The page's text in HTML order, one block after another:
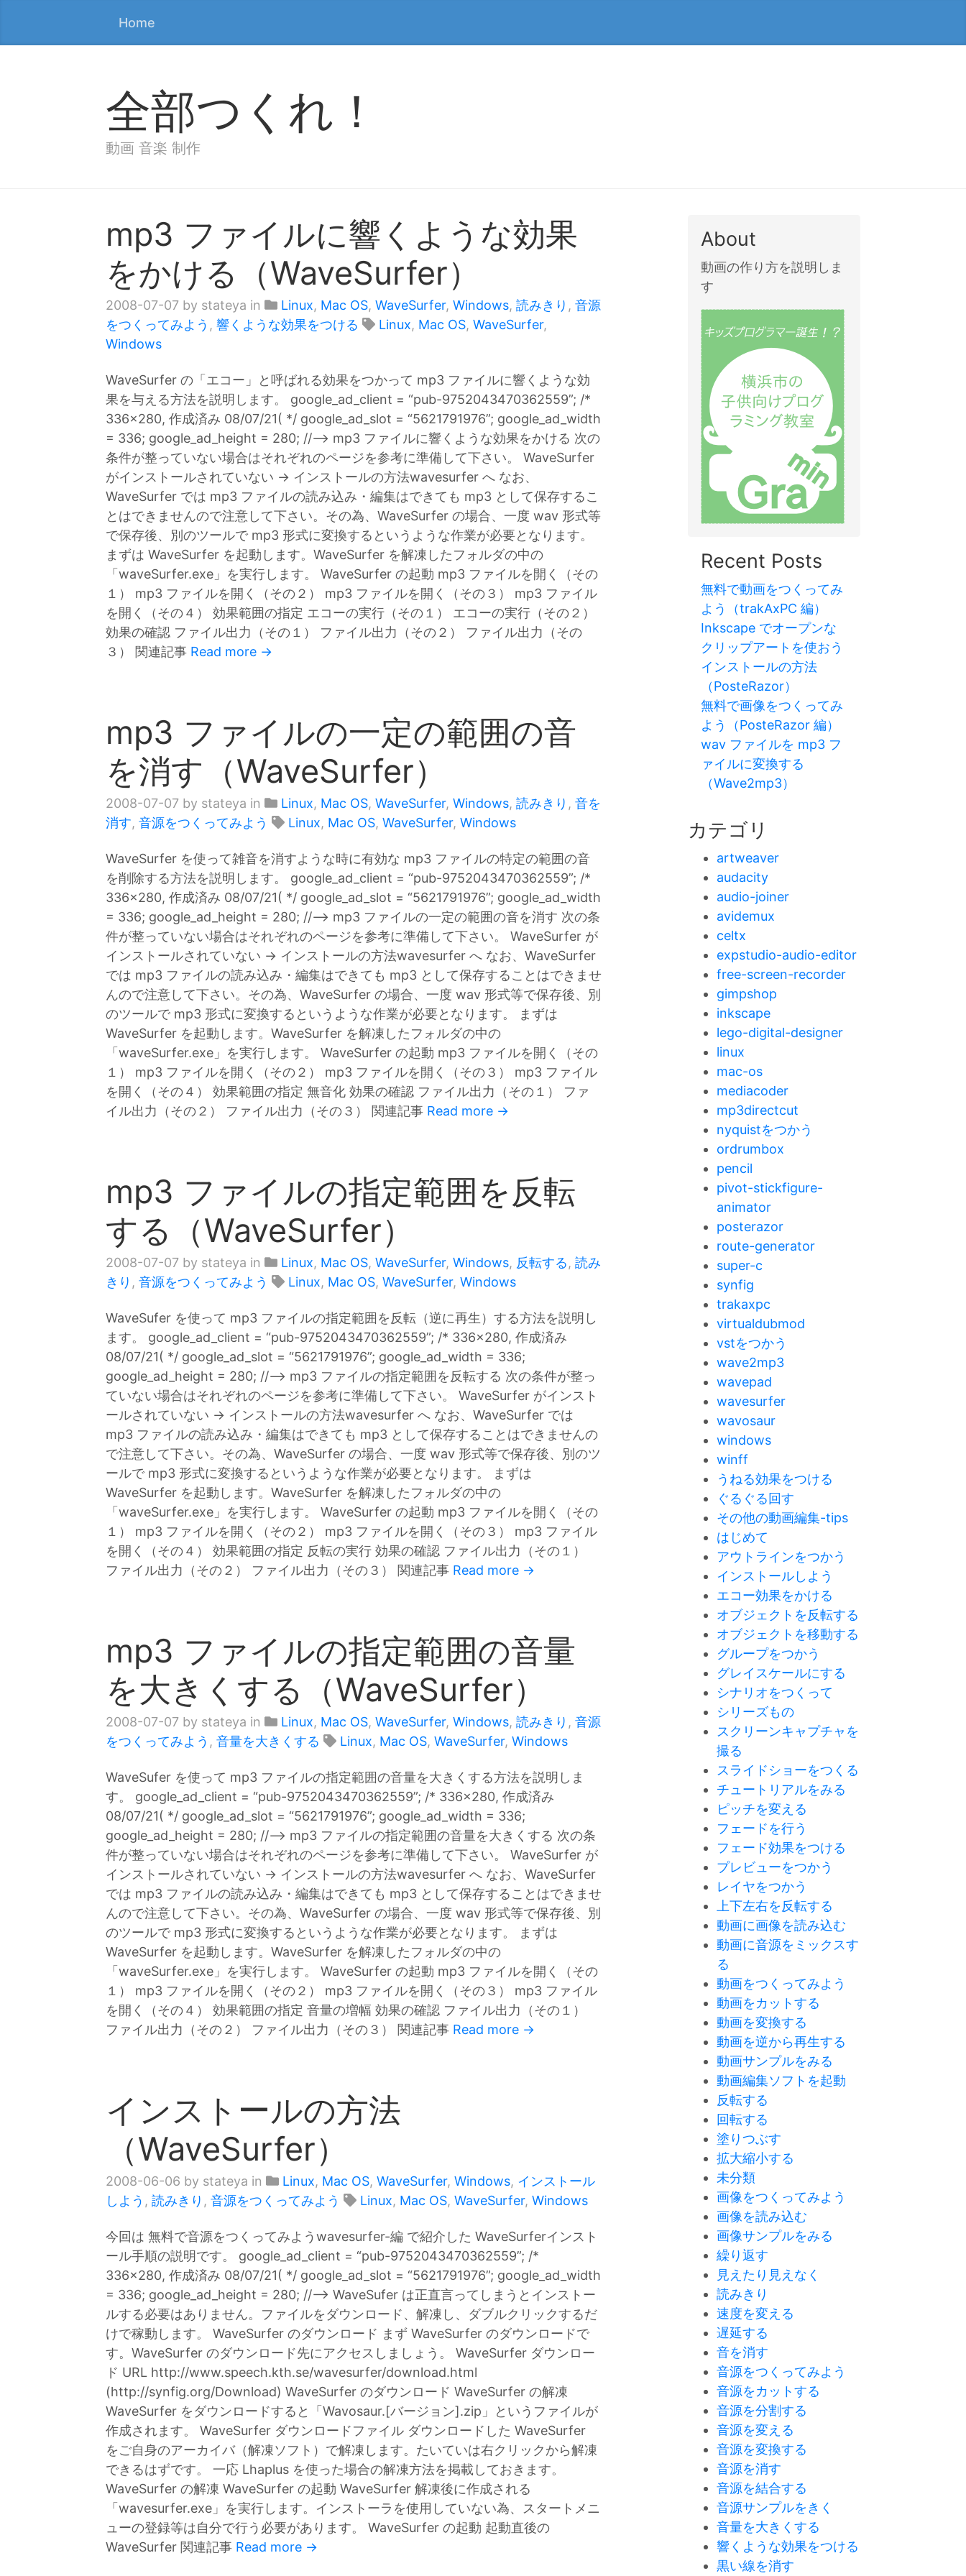
Home
全部つくれ！
動画 音楽 制作
mp3 ファイルに響くような効果
をかける（WaveSurfer）
2008-07-07 by stateya in Linux, Mac OS, WaveSurfer, Windows, 読みきり , 音源
をつくってみよう , 響くような効果をつける Linux, Mac OS, WaveSurfer,
Windows
WaveSurfer の「エコー」と呼ばれる効果をつかって mp3 ファイルに響くような効
果を与える方法を説明します。 google_ad_client = “pub-9752043470362559”; /*
336x280, 作成済み 08/07/21( */ google_ad_slot = “5621791976”; google_ad_width
= 336; google_ad_height = 280; //–> mp3 ファイルに響くような効果をかける 次の
条件が整っていない場合はそれぞれのページを参考に準備して下さい。 WaveSurfer
がインストールされていない → インストールの方法wavesurfer へ なお、
WaveSurfer では mp3 ファイルの読み込み・編集はできても mp3 として保存するこ
とはできませんので注意して下さい。その為、WaveSurfer の場合、一度 wav 形式等
で保存後、別のツールで mp3 形式に変換するというような作業が必要となります。
まずは WaveSurfer を起動します。WaveSurfer を解凍したフォルダの中の
「waveSurfer.exe」を実行します。 WaveSurfer の起動 mp3 ファイルを開く（その
１） mp3 ファイルを開く（その２） mp3 ファイルを開く（その３） mp3 ファイル
を開く（その４） 効果範囲の指定 エコーの実行（その１） エコーの実行（その２）
効果の確認 ファイル出力（その１） ファイル出力（その２） ファイル出力（その
３） 関連記事 Read more →
mp3 ファイルの一定の範囲の音
を消す（WaveSurfer）
2008-07-07 by stateya in Linux, Mac OS, WaveSurfer, Windows, 読みきり , 音を
消す, 音源をつくってみよう Linux, Mac OS, WaveSurfer, Windows
WaveSurfer を使って雑音を消すような時に有効な mp3 ファイルの特定の範囲の音
を削除する方法を説明します。 google_ad_client = “pub-9752043470362559”; /*
336x280, 作成済み 08/07/21( */ google_ad_slot = “5621791976”; google_ad_width
= 336; google_ad_height = 280; //–> mp3 ファイルの一定の範囲の音を消す 次の条
件が整っていない場合はそれぞれのページを参考に準備して下さい。 WaveSurfer が
インストールされていない → インストールの方法wavesurfer へ なお、WaveSurfer
では mp3 ファイルの読み込み・編集はできても mp3 として保存することはできませ
んので注意して下さい。その為、WaveSurfer の場合、一度 wav 形式等で保存後、別
のツールで mp3 形式に変換するというような作業が必要となります。 まずは
WaveSurfer を起動します。WaveSurfer を解凍したフォルダの中の
「waveSurfer.exe」を実行します。 WaveSurfer の起動 mp3 ファイルを開く（その
１） mp3 ファイルを開く（その２） mp3 ファイルを開く（その３） mp3 ファイル
を開く（その４） 効果範囲の指定 無音化 効果の確認 ファイル出力（その１） ファ
イル出力（その２） ファイル出力（その３） 関連記事 Read more →
mp3 ファイルの指定範囲を反転
する（WaveSurfer）
2008-07-07 by stateya in Linux, Mac OS, WaveSurfer, Windows, 反転する, 読み
きり , 音源をつくってみよう Linux, Mac OS, WaveSurfer, Windows
WaveSufer を使って mp3 ファイルの指定範囲を反転（逆に再生）する方法を説明し
ます。 google_ad_client = “pub-9752043470362559”; /* 336x280, 作成済み
08/07/21( */ google_ad_slot = “5621791976”; google_ad_width = 336;
google_ad_height = 280; //–> mp3 ファイルの指定範囲を反転する 次の条件が整っ
ていない場合はそれぞれのページを参考に準備して下さい。 WaveSurfer がインスト
ールされていない → インストールの方法wavesurfer へ なお、WaveSurfer では
mp3 ファイルの読み込み・編集はできても mp3 として保存することはできませんの
で注意して下さい。その為、WaveSurfer の場合、一度 wav 形式等で保存後、別のツ
ールで mp3 形式に変換するというような作業が必要となります。 まずは
WaveSurfer を起動します。WaveSurfer を解凍したフォルダの中の
「waveSurfer.exe」を実行します。 WaveSurfer の起動 mp3 ファイルを開く（その
１） mp3 ファイルを開く（その２） mp3 ファイルを開く（その３） mp3 ファイル
を開く（その４） 効果範囲の指定 反転の実行 効果の確認 ファイル出力（その１）
ファイル出力（その２） ファイル出力（その３） 関連記事 Read more →
mp3 ファイルの指定範囲の音量
を大きくする（WaveSurfer）
2008-07-07 by stateya in Linux, Mac OS, WaveSurfer, Windows, 読みきり , 音源
をつくってみよう , 音量を大きくする Linux, Mac OS, WaveSurfer, Windows
WaveSufer を使って mp3 ファイルの指定範囲の音量を大きくする方法を説明しま
す。 google_ad_client = “pub-9752043470362559”; /* 336x280, 作成済み
08/07/21( */ google_ad_slot = “5621791976”; google_ad_width = 336;
google_ad_height = 280; //–> mp3 ファイルの指定範囲の音量を大きくする 次の条
件が整っていない場合はそれぞれのページを参考に準備して下さい。 WaveSurfer が
インストールされていない → インストールの方法wavesurfer へ なお、WaveSurfer
では mp3 ファイルの読み込み・編集はできても mp3 として保存することはできませ
んので注意して下さい。その為、WaveSurfer の場合、一度 wav 形式等で保存後、別
のツールで mp3 形式に変換するというような作業が必要となります。 まずは
WaveSurfer を起動します。WaveSurfer を解凍したフォルダの中の
「waveSurfer.exe」を実行します。 WaveSurfer の起動 mp3 ファイルを開く（その
１） mp3 ファイルを開く（その２） mp3 ファイルを開く（その３） mp3 ファイル
を開く（その４） 効果範囲の指定 音量の増幅 効果の確認 ファイル出力（その１）
ファイル出力（その２） ファイル出力（その３） 関連記事 Read more →
インストールの方法
（WaveSurfer）
2008-06-06 by stateya in Linux, Mac OS, WaveSurfer, Windows, インストール
しよう , 読みきり , 音源をつくってみよう Linux, Mac OS, WaveSurfer, Windows
今回は 無料で音源をつくってみようwavesurfer-編 で紹介した WaveSurferインスト
ール手順の説明です。 google_ad_client = “pub-9752043470362559”; /*
336x280, 作成済み 08/07/21( */ google_ad_slot = “5621791976”; google_ad_width
= 336; google_ad_height = 280; //–> WaveSufer は正直言ってしまうとインストー
ルする必要はありません。ファイルをダウンロード、解凍し、ダブルクリックするだ
けで稼動します。 WaveSurfer のダウンロード まず WaveSurfer のダウンロードで
す。WaveSurfer のダウンロード先にアクセスしましょう。 WaveSurfer ダウンロー
ド URL http://www.speech.kth.se/wavesurfer/download.html
(http://synfig.org/Download) WaveSurfer のダウンロード WaveSurfer の解凍
WaveSurfer をダウンロードすると「Wavosaur.[バージョン].zip」というファイルが
作成されます。 WaveSurfer ダウンロードファイル ダウンロードした WaveSurfer
をご自身のアーカイバ（解凍ソフト）で解凍します。たいていは右クリックから解凍
できるはずです。 一応 Lhaplus を使った場合の解凍方法を掲載しておきます。
WaveSurfer の解凍 WaveSurfer の起動 WaveSurfer 解凍後に作成される
「wavesurfer.exe」を実行します。インストーラを使用していない為、スタートメニ
ューの登録等は自分で行う必要があります。 WaveSurfer の起動 起動直後の
WaveSurfer 関連記事 Read more →
About
動画の作り方を説明しま
す
Recent Posts
無料で動画をつくってみ
よう（trakAxPC 編）
Inkscape でオープンな
クリップアートを使おう
インストールの方法
（PosteRazor）
無料で画像をつくってみ
よう（PosteRazor 編）
wav ファイルを mp3 フ
ァイルに変換する
（Wave2mp3）
カテゴリ
artweaver
audacity
audio-joiner
avidemux
celtx
expstudio-audio-editor
free-screen-recorder
gimpshop
inkscape
lego-digital-designer
linux
mac-os
mediacoder
mp3directcut
nyquistをつかう
ordrumbox
pencil
pivot-stickfigure-
animator
posterazor
route-generator
super-c
synfig
trakaxpc
virtualdubmod
vstをつかう
wave2mp3
wavepad
wavesurfer
wavosaur
windows
winff
うねる効果をつける
ぐるぐる回す
その他の動画編集-tips
はじめて
アウトラインをつかう
インストールしよう
エコー効果をかける
オブジェクトを反転する
オブジェクトを移動する
グループをつかう
グレイスケールにする
シナリオをつくって
シリーズもの
スクリーンキャプチャを
撮る
スライドショーをつくる
チュートリアルをみる
ピッチを変える
フェードを行う
フェード効果をつける
プレビューをつかう
レイヤをつかう
上下左右を反転する
動画に画像を読み込む
動画に音源をミックスす
る
動画をつくってみよう
動画をカットする
動画を変換する
動画を逆から再生する
動画サンプルをみる
動画編集ソフトを起動
反転する
回転する
塗りつぶす
拡大縮小する
未分類
画像をつくってみよう
画像を読み込む
画像サンプルをみる
繰り返す
見えたり見えなく
読みきり
速度を変える
遅延する
音を消す
音源をつくってみよう
音源をカットする
音源を分割する
音源を変える
音源を変換する
音源を消す
音源を結合する
音源サンプルをきく
音量を大きくする
響くような効果をつける
黒い線を消す